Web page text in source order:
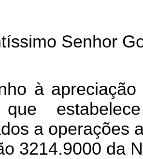
Senhor
à apreciação
que estabelece
a operações
3214.9000 da